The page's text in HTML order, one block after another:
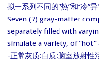
拟一系列不同的“热”和“冷”异
Seven (7) gray-matter
separately filled with
simulate a variety, of “hot”
-正常灰质:白质:脑室放射性